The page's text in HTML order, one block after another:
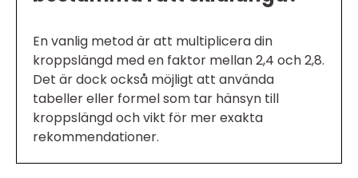
En vanlig metod är att multiplicera din
kroppslängd med en faktor mellan 2,4 och 2,8.
Det är dock också möjligt att använda
tabeller eller formel som tar hänsyn till
kroppslängd och vikt för mer exakta
rekommendationer.